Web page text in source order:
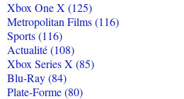
Xbox One X (125)
Metropolitan Films (116)
Sports (116)
Actualité (108)
Xbox Series X (85)
Blu-Ray (84)
Plate-Forme (80)